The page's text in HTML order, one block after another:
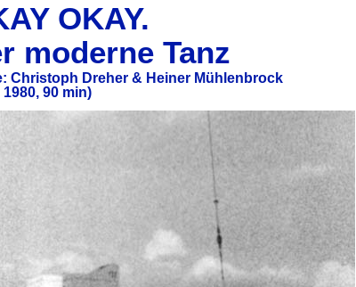
OKAY.
moderne Tanz
Christoph Dreher & Heiner Mühlenbrock
90 min)